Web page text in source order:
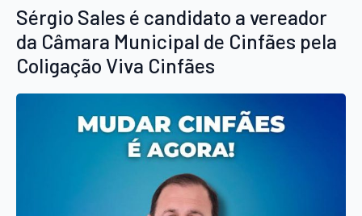
Sérgio Sales é candidato a vereador
da Câmara Municipal de Cinfães pela
Coligação Viva Cinfães